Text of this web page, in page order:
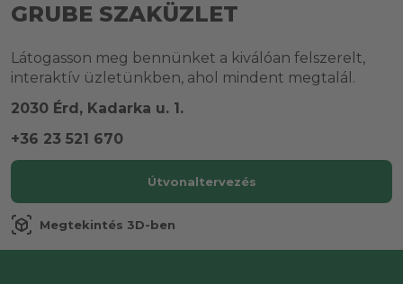
GRUBE SZAKÜZLET
Látogasson meg bennünket a kiválóan felszerelt,
interaktív üzletünkben, ahol mindent megtalál.
2030 Érd, Kadarka u. 1.
+36 23 521 670
Útvonaltervezés
view_in_ar Megtekintés 3D-ben